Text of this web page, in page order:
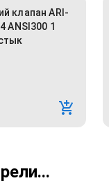
клапан ARI-
ANSI300 1